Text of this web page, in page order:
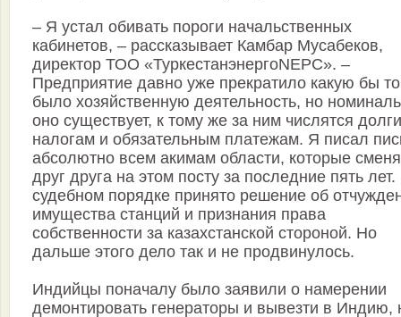
– Я устал обивать пороги начальственных
кабинетов, – рассказывает Камбар Мусабеков,
директор ТОО «ТуркестанэнергоNEPC». –
Предприятие давно уже прекратило какую бы
было хозяйственную деятельность, но
оно существует, к тому же за ним числятся
налогам и обязательным платежам. Я писал
абсолютно всем акимам области, которые
друг друга на этом посту за последние пять лет.
судебном порядке принято решение об
имущества станций и признания права
собственности за казахстанской стороной. Но
дальше этого дело так и не продвинулось.
Индийцы поначалу было заявили о намерении
демонтировать генераторы и вывезти в Индию,